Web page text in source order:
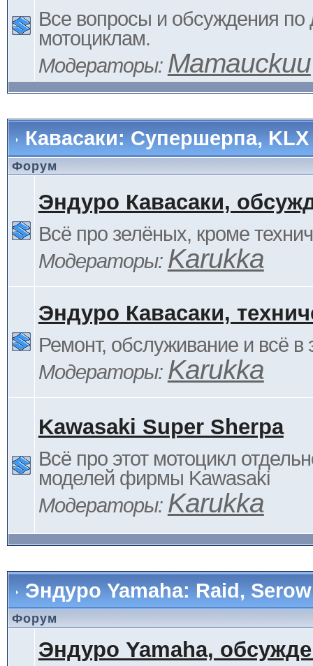
Все вопросы и обсуждения
мотоциклам.
Модераторы: Mamauckuu
Кавасаки: Супершерпа,
Форум
Эндуро Кавасаки,
Всё про зелёных, кроме
Модераторы: Karukka
Эндуро Кавасаки,
Ремонт, обслуживание и всё в
Модераторы: Karukka
Kawasaki Super Sherpa
Всё про этот мотоцикл
моделей фирмы Kawasaki
Модераторы: Karukka
Эндуро Yamaha: Raid,
Форум
Эндуро Yamaha,